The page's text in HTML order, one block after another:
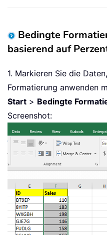
Bedingte
basierend auf
1. Markieren Sie die
Formatierung anwenden
Start > Bedingte
Screenshot: